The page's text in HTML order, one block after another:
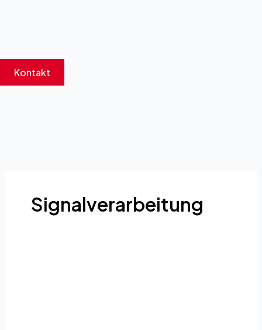
Kontakt
Signalverarbeitung